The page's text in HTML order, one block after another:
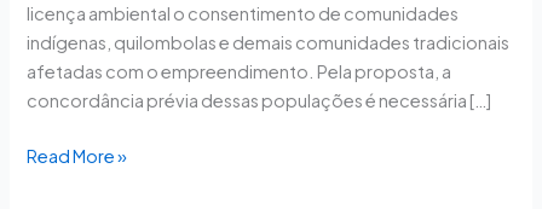
licença ambiental o consentimento de comunidades
indígenas, quilombolas e demais comunidades tradicionais
afetadas com o empreendimento. Pela proposta, a
concordância prévia dessas populações é necessária […]
Read More »